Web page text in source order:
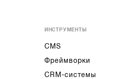
ИНСТРУМЕНТЫ
CMS
Фреймворки
CRM-системы